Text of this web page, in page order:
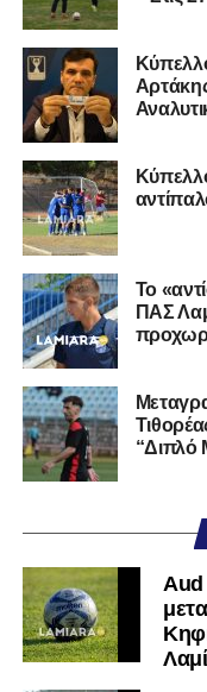
υπόλοιπο κόσμο.
Facebook, στο
μαθαίνετε σε χρόνο
Το
ΠΑΣ
“Διπλό